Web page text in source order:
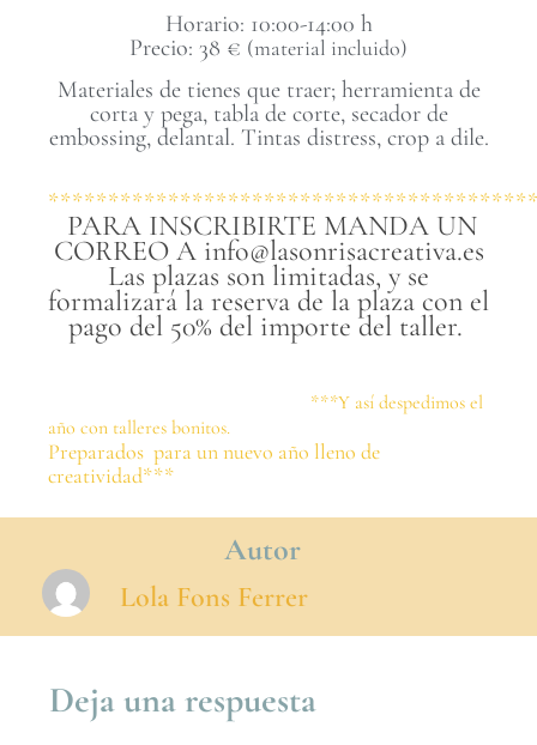
Horario: 10:00-14:00 h
Precio: 38 € (material incluido)
Materiales de tienes que traer; herramienta de
corta y pega, tabla de corte, secador de
embossing, delantal. Tintas distress, crop a dile.
PARA INSCRIBIRTE MANDA UN
CORREO A info@lasonrisacreativa.es
Las plazas son limitadas, y se
formalizará la reserva de la plaza con el
pago del 50% del importe del taller.
***Y así despedimos el
año con talleres bonitos.
Preparados para un nuevo año lleno de
creatividad***
Autor
Lola Fons Ferrer
Deja una respuesta